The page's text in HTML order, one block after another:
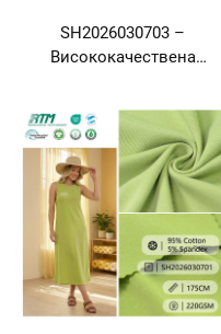
SH2026030703 –
Висококачествена
рибена плетка 2x2, 180 г/
м², лека, мека, удобна,
дишаема и устойчива на
образуване на гънки, за
тениски